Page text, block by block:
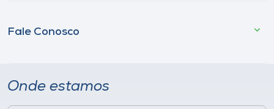
Fale Conosco
Onde estamos